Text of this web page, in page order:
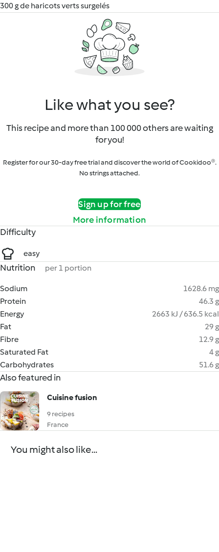
300 g de haricots verts surgelés
Like what you see?
This recipe and more than 100 000 others are waiting
for you!
Register for our 30-day free trial and discover the world of Cookidoo®.
No strings attached.
Sign up for free
More information
Difficulty
easy
Nutrition per 1 portion
Sodium
1628.6 mg
Protein
46.3 g
Energy
2663 kJ / 636.5 kcal
Fat
29 g
Fibre
12.9 g
Saturated Fat
4 g
Carbohydrates
51.6 g
Also featured in
Cuisine fusion
9 recipes
France
You might also like...